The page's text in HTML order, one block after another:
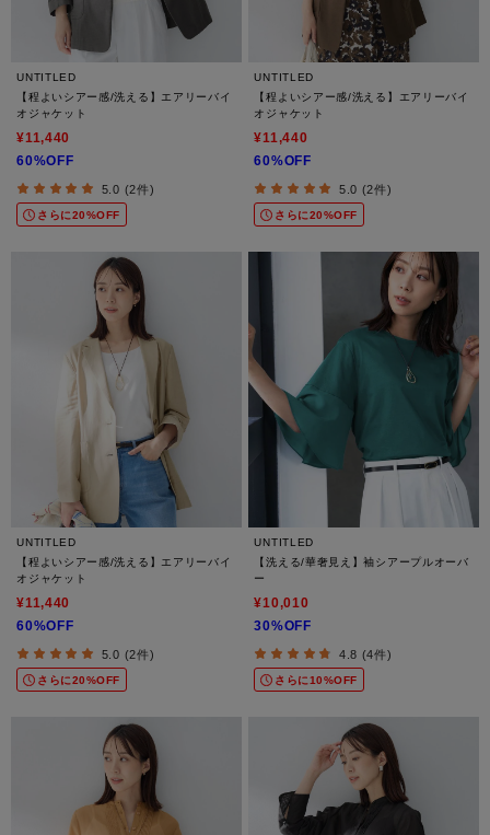
UNTITLED
【程よいシアー感/洗える】エアリーバイ
オジャケット
¥11,440
60%OFF
5.0 (2件)
さらに20%OFF
UNTITLED
【程よいシアー感/洗える】エアリーバイ
オジャケット
¥11,440
60%OFF
5.0 (2件)
さらに20%OFF
UNTITLED
【程よいシアー感/洗える】エアリーバイ
オジャケット
¥11,440
60%OFF
5.0 (2件)
さらに20%OFF
UNTITLED
【洗える/華奢見え】袖シアープルオーバ
ー
¥10,010
30%OFF
4.8 (4件)
さらに10%OFF